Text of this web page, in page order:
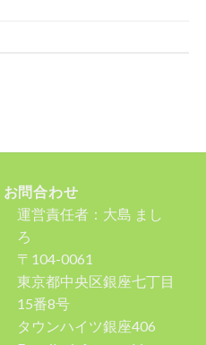
お問合わせ
運営責任者：大島 まし
ろ
〒104-0061
東京都中央区銀座七丁目
15番8号
タウンハイツ銀座406